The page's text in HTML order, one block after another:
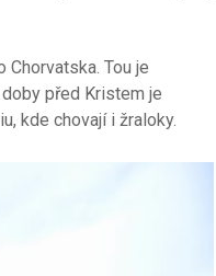
Tou je
před Kristem je
kde chovají i žraloky.